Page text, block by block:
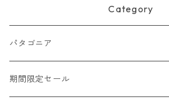
Category
パタゴニア
メンズ
期間限定セール